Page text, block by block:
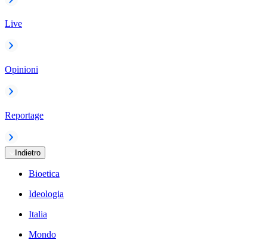
Live
Opinioni
Reportage
Indietro
Bioetica
Ideologia
Italia
Mondo